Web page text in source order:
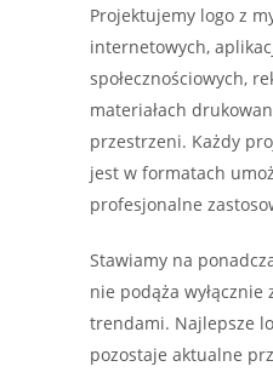
Projektujemy logo z
internetowych,
społecznościowych,
materiałach
przestrzeni. Każdy
jest w formatach
profesjonalne
Stawiamy na
nie podąża wyłącznie
trendami. Najlepsze
pozostaje aktualne